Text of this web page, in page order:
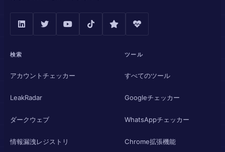
検索
アカウントチェッカー
LeakRadar
ダークウェブ
情報漏洩レジストリ
ツール
すべてのツール
Googleチェッカー
WhatsAppチェッカー
Chrome拡張機能